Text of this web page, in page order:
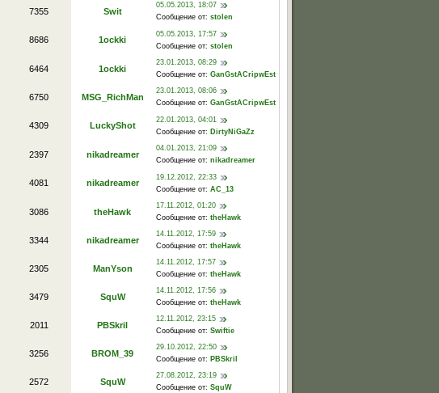
7355 Swit
05.05.2013, 18:07
Сообщение от: stolen
8686 1ockki
05.05.2013, 17:57
Сообщение от: stolen
6464 1ockki
23.01.2013, 08:29
Сообщение от: GanGstACripwEst
6750 MSG_RichMan
23.01.2013, 08:06
Сообщение от: GanGstACripwEst
4309 LuckyShot
22.01.2013, 04:01
Сообщение от: DirtyNiGaZz
2397 nikadreamer
04.01.2013, 21:09
Сообщение от: nikadreamer
4081 nikadreamer
19.12.2012, 22:33
Сообщение от: AC_13
3086 theHawk
17.11.2012, 01:20
Сообщение от: theHawk
3344 nikadreamer
14.11.2012, 17:59
Сообщение от: theHawk
2305 ManYson
14.11.2012, 17:57
Сообщение от: theHawk
3479 SquW
14.11.2012, 17:56
Сообщение от: theHawk
2011 PBSkril
12.11.2012, 23:15
Сообщение от: Swiftie
3256 BROM_39
29.10.2012, 22:50
Сообщение от: PBSkril
2572 SquW
27.08.2012, 23:19
Сообщение от: SquW